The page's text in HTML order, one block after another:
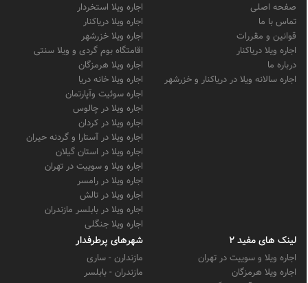
صفحه اصلی
تماس با ما
قوانین و مقررات
اجاره ویلا دریاکنار
درباره ما
اجاره سالانه ویلا در دریاکنار و خزرشهر
اجاره ویلا استخردار
اجاره ویلا دریاکنار
اجاره ویلا خزرشهر
اقامتگاه بوم گردی و ویلا سنتی
اجاره ویلا هرمزگان
اجاره ویلا خانه دریا
اجاره سوئیت وآپارتمان
اجاره ویلا در چالوس
اجاره ویلا در کردان
اجاره ویلا در آستارا و گردنه حیران
اجاره ویلا در استان گیلان
اجاره ویلا و سوییت در تهران
اجاره ویلا در رامسر
اجاره ویلا در تالش
اجاره ویلا در بابلسر مازندران
اجاره ویلا جنگلی
لینک های مفید 2
اجاره ویلا و سوییت در تهران
اجاره ویلا هرمزگان
شهرهای پرطرفدار
مازندارن - ساری
مازندران - بابلسر